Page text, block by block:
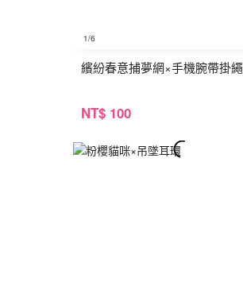
1/6
繽紛春意捕夢網×手機腕帶掛繩
NT$ 100